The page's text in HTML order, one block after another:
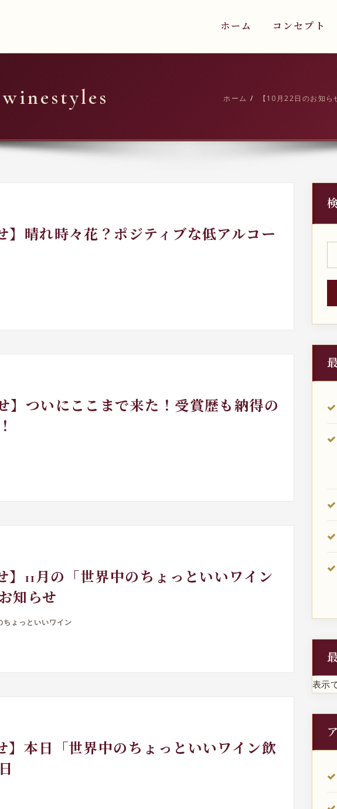
ホーム コンセプト
ホーム 【10月22日のお知
】晴れ時々花？ポジティブな低アルコー
】ついにここまで来た！受賞歴も納得の
】11月の「世界中のちょっといいワイン
知らせ
ちょっといいワイン
】本日「世界中のちょっといいワイン飲
表示